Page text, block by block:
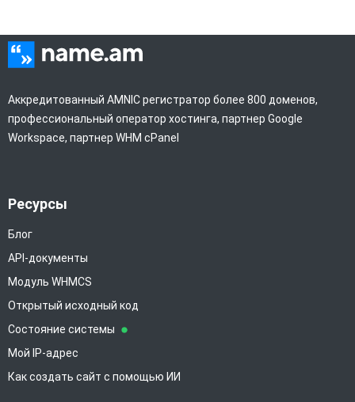
Аккредитованный AMNIC регистратор более 800 доменов,
профессиональный оператор хостинга, партнер Google
Workspace, партнер WHM cPanel
Ресурсы
Блог
API-документы
Модуль WHMCS
Открытый исходный код
Состояние системы
Мой IP-адрес
Как создать сайт с помощью ИИ